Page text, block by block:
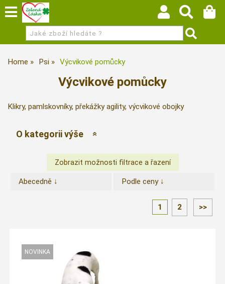
Home Psi Výcvikové pomůcky
Výcvikové pomůcky
Klikry, pamlskovníky, překážky agility, výcvikové obojky
O kategorii výše
Abecedně ↓ Podle ceny ↓
1 2 >>